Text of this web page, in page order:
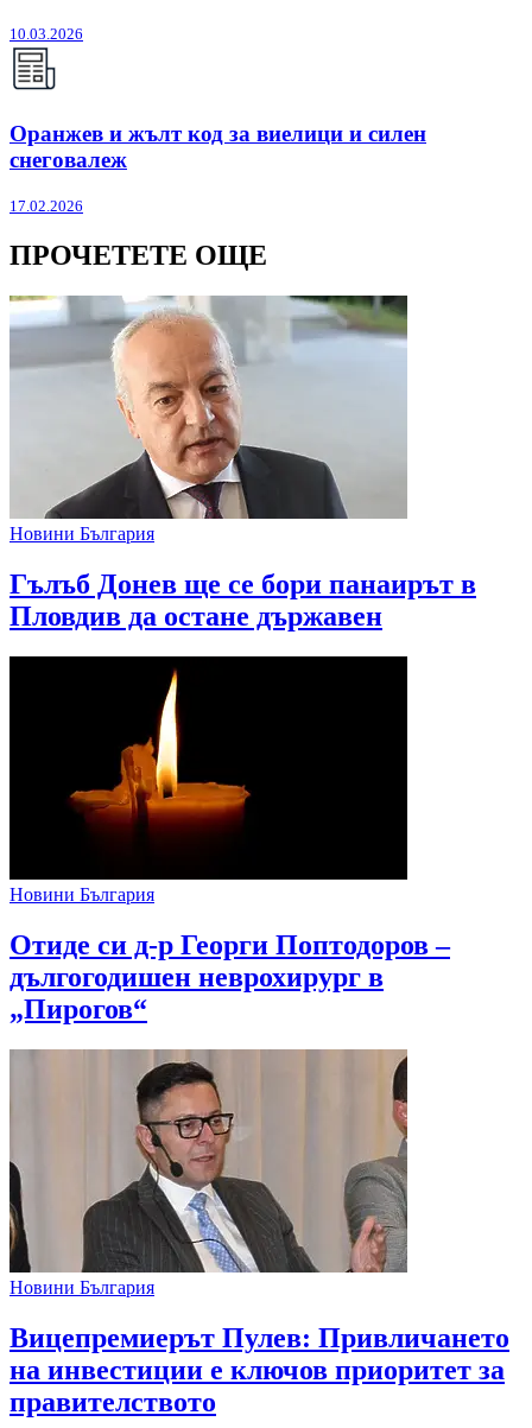
10.03.2026
Оранжев и жълт код за виелици и силен
снеговалеж
17.02.2026
ПРОЧЕТЕТЕ ОЩЕ
Новини България
Гълъб Донев ще се бори панаирът в
Пловдив да остане държавен
Новини България
Отиде си д-р Георги Поптодоров –
дългогодишен неврохирург в
„Пирогов“
Новини България
Вицепремиерът Пулев: Привличането
на инвестиции е ключов приоритет за
правителството